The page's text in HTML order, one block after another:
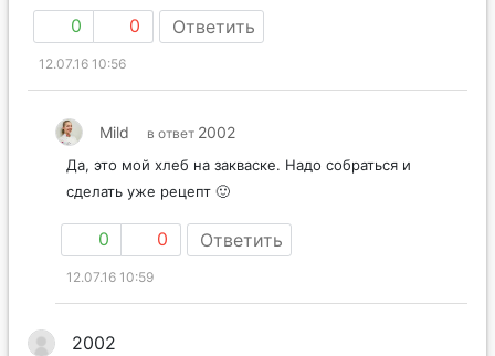
0 0 Ответить
12.07.16 10:56
Mild в ответ 2002
Да, это мой хлеб на закваске. Надо собраться и
сделать уже рецепт 🙂
0 0 Ответить
12.07.16 10:59
2002